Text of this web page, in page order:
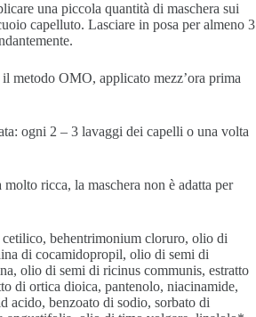
una piccola quantità di maschera sui
capelluto. Lasciare in posa per almeno 3
metodo OMO, applicato mezz’ora prima
ogni 2 – 3 lavaggi dei capelli o una volta
ricca, la maschera non è adatta per
behentrimonium cloruro, olio di
di cocamidopropil, olio di semi di
olio di semi di ricinus communis, estratto
di ortica dioica, pantenolo, niacinamide,
acido, benzoato di sodio, sorbato di